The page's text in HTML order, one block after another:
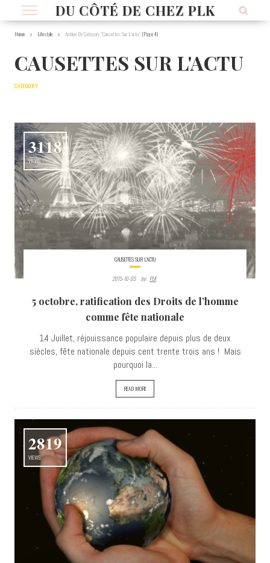
DU CÔTÉ DE CHEZ PLK
Home Lifestyle Archive By Category "Causettes Sur L’actu" (Page 4)
CAUSETTES SUR L'ACTU
CATEGORY
3118
VIEWS
CAUSETTES SUR L'ACTU
2015-10-05 By: PLK
5 octobre, ratification des Droits de l’homme
comme fête nationale
14 Juillet, réjouissance populaire depuis plus de deux
siècles, fête nationale depuis cent trente trois ans ! Mais
pourquoi la...
READ MORE
2819
VIEWS